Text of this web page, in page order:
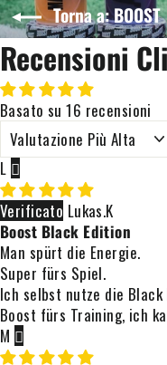
Torna a: BOOST
Recensioni
Basato su 16 recensioni
SORT BY
L
Lukas.K
Boost Black Edition
Man spürt die Energie.
Super fürs Spiel.
Ich selbst nutze die
Boost fürs Training, ich
M